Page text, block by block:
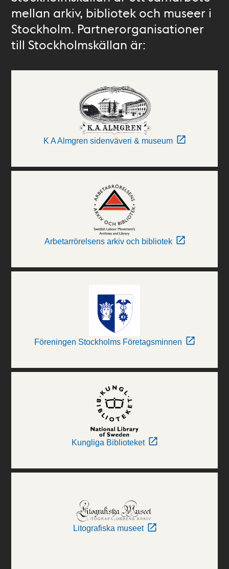
mellan arkiv, bibliotek och museer i
Stockholm. Partnerorganisationer
till Stockholmskällan är:
K A Almgren sidenväveri & museum
Arbetarrörelsens arkiv och bibliotek
Föreningen Stockholms Företagsminnen
Kungliga Biblioteket
Litografiska museet